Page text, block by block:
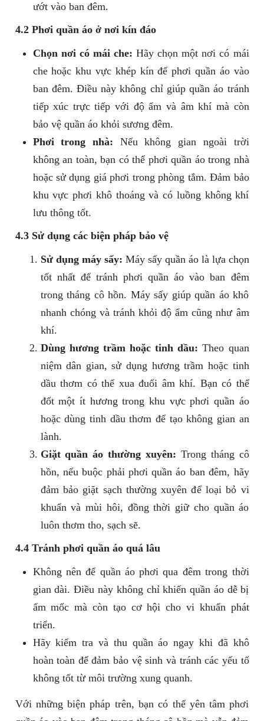
ướt vào ban đêm.
4.2 Phơi quần áo ở nơi kín đáo
Chọn nơi có mái che: Hãy chọn một nơi có mái
che hoặc khu vực khép kín để phơi quần áo vào
ban đêm. Điều này không chỉ giúp quần áo tránh
tiếp xúc trực tiếp với độ ẩm và âm khí mà còn
bảo vệ quần áo khỏi sương đêm.
Phơi trong nhà: Nếu không gian ngoài trời
không an toàn, bạn có thể phơi quần áo trong nhà
hoặc sử dụng giá phơi trong phòng tắm. Đảm bảo
khu vực phơi khô thoáng và có luồng không khí
lưu thông tốt.
4.3 Sử dụng các biện pháp bảo vệ
Sử dụng máy sấy: Máy sấy quần áo là lựa chọn
tốt nhất để tránh phơi quần áo vào ban đêm
trong tháng cô hồn. Máy sấy giúp quần áo khô
nhanh chóng và tránh khỏi độ ẩm cũng như âm
khí.
Dùng hương trầm hoặc tinh dầu: Theo quan
niệm dân gian, sử dụng hương trầm hoặc tinh
dầu thơm có thể xua đuổi âm khí. Bạn có thể
đốt một ít hương trong khu vực phơi quần áo
hoặc dùng tinh dầu thơm để tạo không gian an
lành.
Giặt quần áo thường xuyên: Trong tháng cô
hồn, nếu buộc phải phơi quần áo ban đêm, hãy
đảm bảo giặt sạch thường xuyên để loại bỏ vi
khuẩn và mùi hôi, đồng thời giữ cho quần áo
luôn thơm tho, sạch sẽ.
4.4 Tránh phơi quần áo quá lâu
Không nên để quần áo phơi qua đêm trong thời
gian dài. Điều này không chỉ khiến quần áo dễ bị
ẩm mốc mà còn tạo cơ hội cho vi khuẩn phát
triển.
Hãy kiểm tra và thu quần áo ngay khi đã khô
hoàn toàn để đảm bảo vệ sinh và tránh các yếu tố
không tốt từ môi trường xung quanh.
Với những biện pháp trên, bạn có thể yên tâm phơi